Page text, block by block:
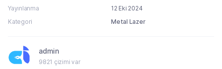
Yayınlanma
12 Eki 2024
Kategori
Metal Lazer
admin
9821 çizimi var